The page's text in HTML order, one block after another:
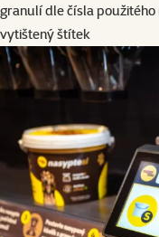
granulí dle čísla
vytištený štítek